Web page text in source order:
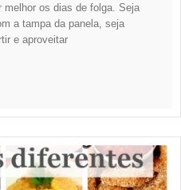
melhor os dias de folga. Seja
a tampa da panela, seja
e aproveitar